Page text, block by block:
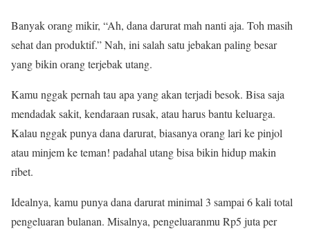
Banyak orang mikir, “Ah, dana darurat mah nanti aja. Toh masih
sehat dan produktif.” Nah, ini salah satu jebakan paling besar
yang bikin orang terjebak utang.
Kamu nggak pernah tau apa yang akan terjadi besok. Bisa saja
mendadak sakit, kendaraan rusak, atau harus bantu keluarga.
Kalau nggak punya dana darurat, biasanya orang lari ke pinjol
atau minjem ke teman! padahal utang bisa bikin hidup makin
ribet.
Idealnya, kamu punya dana darurat minimal 3 sampai 6 kali total
pengeluaran bulanan. Misalnya, pengeluaranmu Rp5 juta per